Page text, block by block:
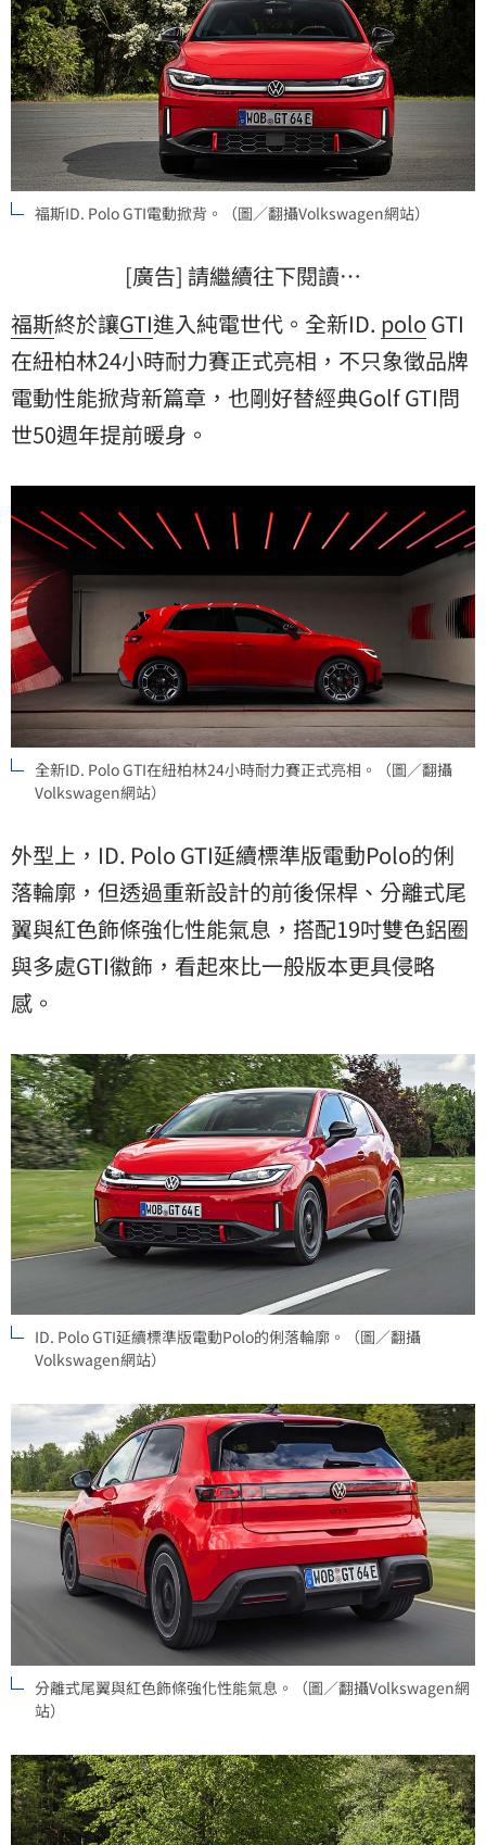
福斯ID. Polo GTI電動掀背。（圖／翻攝Volkswagen網站）
[廣告] 請繼續往下閱讀…
福斯終於讓GTI進入純電世代。全新ID. polo GTI
在紐柏林24小時耐力賽正式亮相，不只象徵品牌
電動性能掀背新篇章，也剛好替經典Golf GTI問
世50週年提前暖身。
全新ID. Polo GTI在紐柏林24小時耐力賽正式亮相。（圖／翻攝
Volkswagen網站）
外型上，ID. Polo GTI延續標準版電動Polo的俐
落輪廓，但透過重新設計的前後保桿、分離式尾
翼與紅色飾條強化性能氣息，搭配19吋雙色鋁圈
與多處GTI徽飾，看起來比一般版本更具侵略
感。
ID. Polo GTI延續標準版電動Polo的俐落輪廓。（圖／翻攝
Volkswagen網站）
分離式尾翼與紅色飾條強化性能氣息。（圖／翻攝Volkswagen網
站）